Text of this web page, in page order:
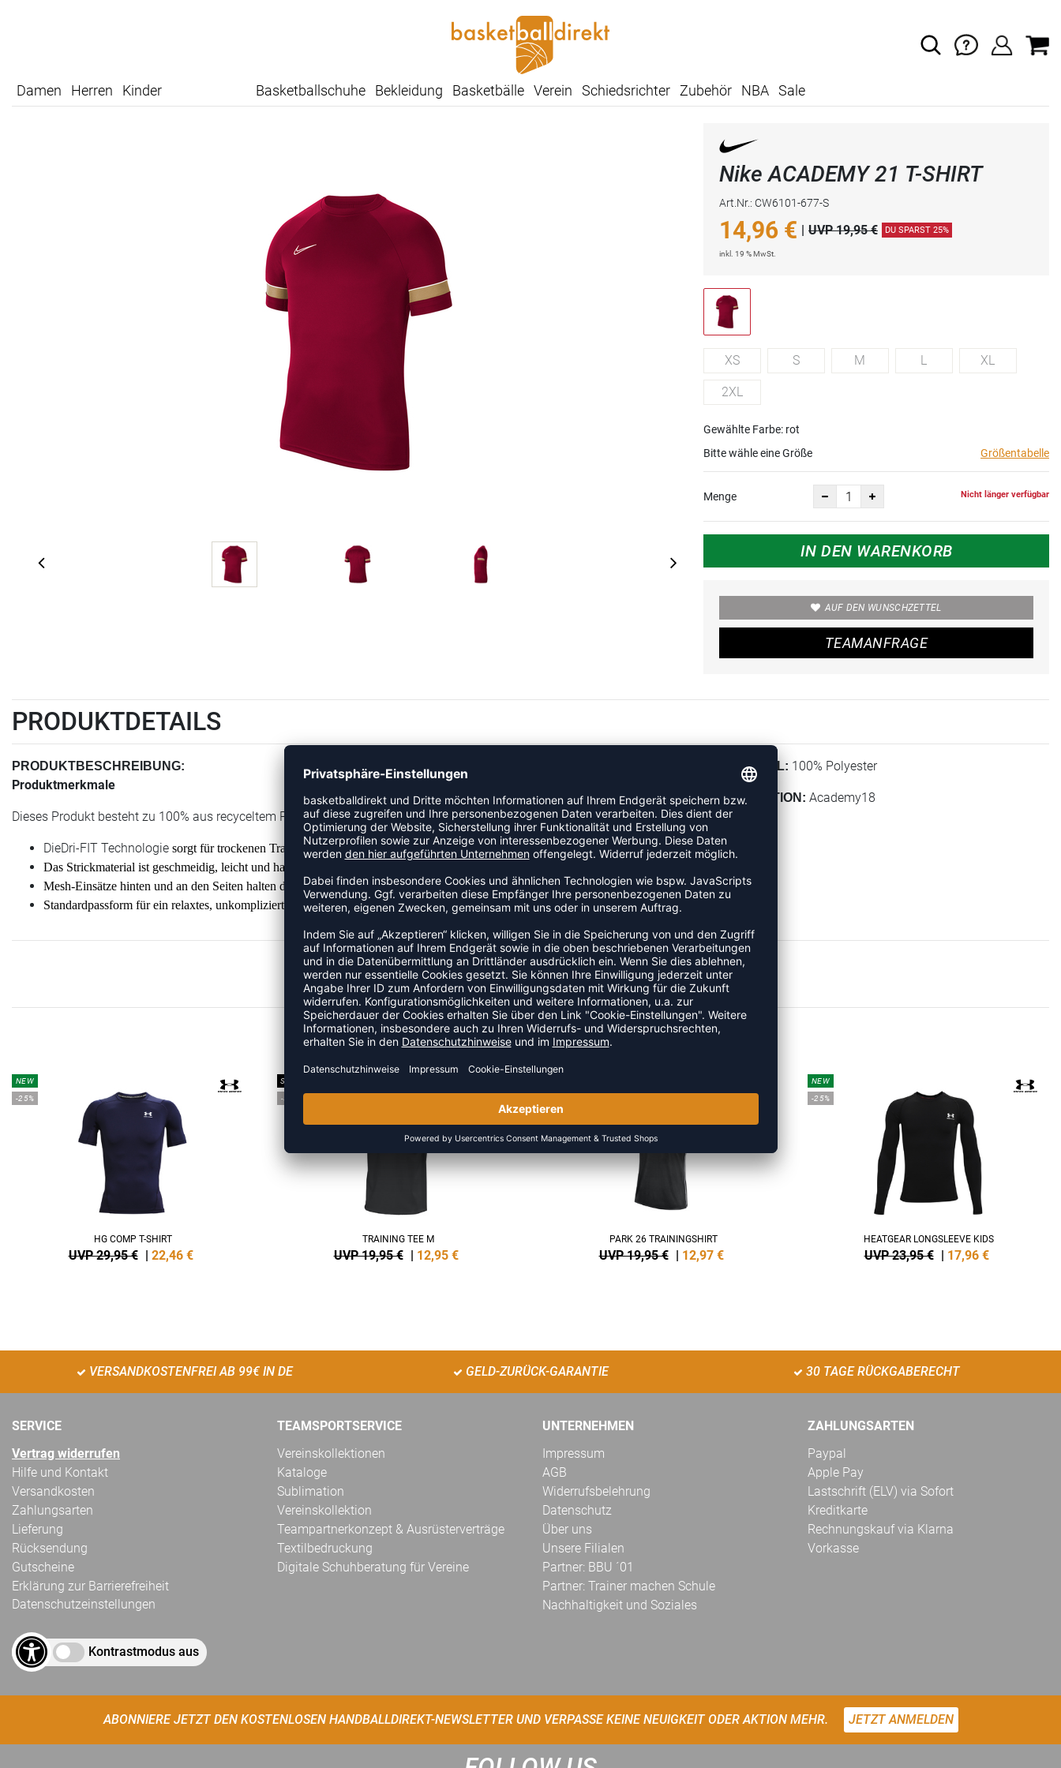
Damen Herren Kinder Basketballschuhe Bekleidung Basketbälle Verein Schiedsrichter Zubehör NBA Sale
Nike ACADEMY 21 T-SHIRT
Art.Nr.: CW6101-677-S
14,96 € | UVP 19,95 € DU SPARST 25%
inkl. 19 % MwSt.
XS S M L XL
2XL
Gewählte Farbe: rot
Bitte wähle eine Größe
Größentabelle
Menge Nicht länger verfügbar
IN DEN WARENKORB
AUF DEN WUNSCHZETTEL
TEAMANFRAGE
PRODUKTDETAILS
PRODUKTBESCHREIBUNG:
Produktmerkmale
Dieses Produkt besteht zu 100% aus recyceltem Polyester.
DieDri-FIT Technologie sorgt für trockenen Tragekomfort.
Das Strickmaterial ist geschmeidig, leicht und haftet sich nicht an deinem Körper an.
Mesh-Einsätze hinten und an den Seiten halten dich kühl.
Standardpassform für ein relaxtes, unkompliziertes Tragegefühl.
MATERIAL: 100% Polyester
KOLLEKTION: Academy18
ZULETZT ANGESEHEN
MEHR AUS DER KATEGORIE T-SHIRTS
NEW
-25%
HG COMP T-SHIRT
UVP 29,95 € | 22,46 €
SALE
-35%
TRAINING TEE M
UVP 19,95 € | 12,95 €
PARK 26 TRAININGSHIRT
UVP 19,95 € | 12,97 €
NEW
-25%
HEATGEAR LONGSLEEVE KIDS
UVP 23,95 € | 17,96 €
VERSANDKOSTENFREI AB 99€ IN DE GELD-ZURÜCK-GARANTIE 30 TAGE RÜCKGABERECHT
SERVICE
Vertrag widerrufen
Hilfe und Kontakt
Versandkosten
Zahlungsarten
Lieferung
Rücksendung
Gutscheine
Erklärung zur Barrierefreiheit
Datenschutzeinstellungen
Kontrastmodus aus
TEAMSPORTSERVICE
Vereinskollektionen
Kataloge
Sublimation
Vereinskollektion
Teampartnerkonzept & Ausrüsterverträge
Textilbedruckung
Digitale Schuhberatung für Vereine
UNTERNEHMEN
Impressum
AGB
Widerrufsbelehrung
Datenschutz
Über uns
Unsere Filialen
Partner: BBU ´01
Partner: Trainer machen Schule
Nachhaltigkeit und Soziales
ZAHLUNGSARTEN
Paypal
Apple Pay
Lastschrift (ELV) via Sofort
Kreditkarte
Rechnungskauf via Klarna
Vorkasse
ABONNIERE JETZT DEN KOSTENLOSEN HANDBALLDIREKT-NEWSLETTER UND VERPASSE KEINE NEUIGKEIT ODER AKTION MEHR. JETZT ANMELDEN